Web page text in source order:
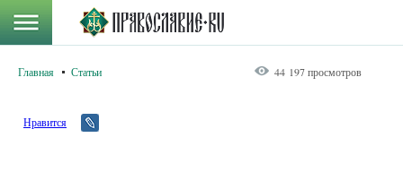
Главная Статьи 44 197 просмотров
Нравится